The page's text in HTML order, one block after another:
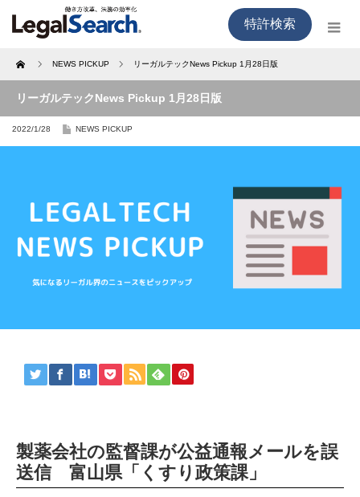
特許検索
Home NEWS PICKUP リーガルテックNews Pickup 1月28日版
リーガルテックNews Pickup 1月28日版
2022/1/28 NEWS PICKUP
製薬会社の監督課が公益通報メールを誤
送信 富山県「くすり政策課」